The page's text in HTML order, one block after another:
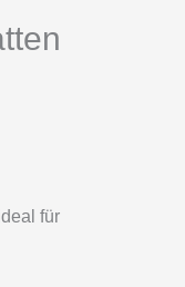
für